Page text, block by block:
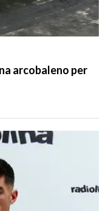
arcobaleno per